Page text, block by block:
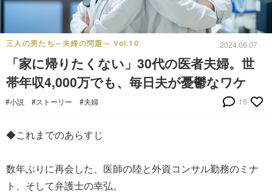
三人の男たち～夫婦の問題～ Vol.10 2024.06.07
「家に帰りたくない」30代の医者夫婦。世
帯年収4,000万でも、毎日夫が憂鬱なワケ
#小説 #ストーリー #夫婦 15
◆これまでのあらすじ
数年ぶりに再会した、医師の陸と外資コンサル勤務のミナ
ト、そして弁護士の幸弘。